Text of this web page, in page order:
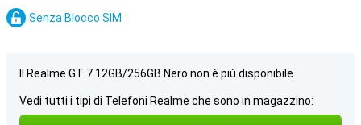
Senza Blocco SIM
Il Realme GT 7 12GB/256GB Nero non è più disponibile.
Vedi tutti i tipi di Telefoni Realme che sono in magazzino: